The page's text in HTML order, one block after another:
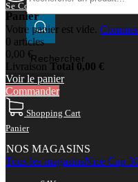
Rechercher
Se Connecter Mon Compte
Panier
Votre panier est vide.
0 articles
0,00 €
Livraison Total 0,00 €
Voir le panier
Commander
Shopping Cart
Panier
NOS MAGASINS
Tous les magasinsNice Cap